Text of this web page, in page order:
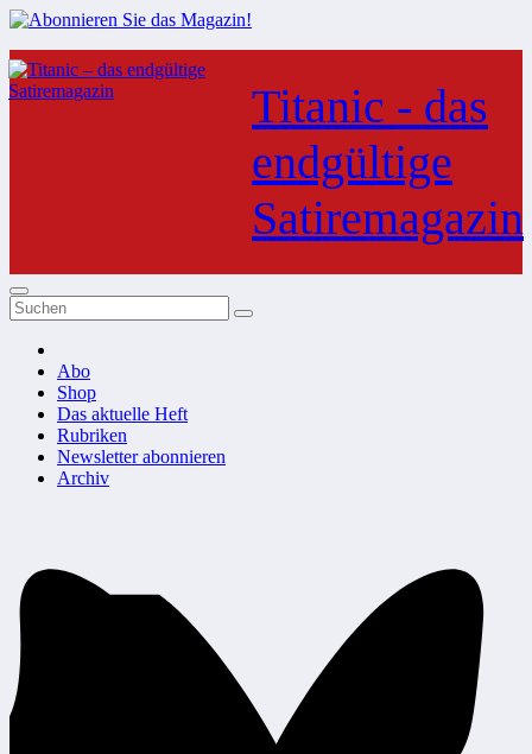
Zum
Inhalt
springen
Titanic - das
endgültige
Satiremagazin
Abo
Shop
Das aktuelle Heft
Rubriken
Newsletter abonnieren
Archiv